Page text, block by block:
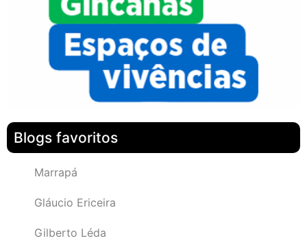
Blogs favoritos
Marrapá
Gláucio Ericeira
Gilberto Léda